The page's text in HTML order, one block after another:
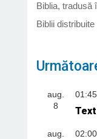
Biblia, tradusă
Biblii
aug.
8
01:45
aug.
02:00